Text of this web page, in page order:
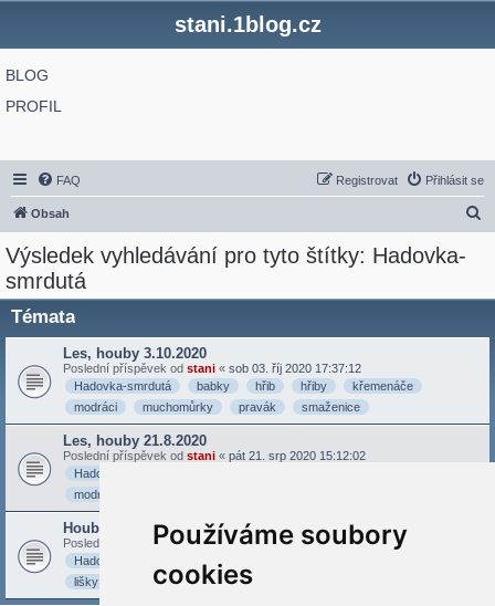
Používáme soubory
cookies
stani.1blog.cz
BLOG
PROFIL
FAQ Přihlásit se
Registrovat
Obsah
Výsledek vyhledávání pro tyto štítky: Hadovka-
smrdutá
Témata
Les, houby 3.10.2020
Poslední příspěvek od stani « sob 03. říj 2020 17:37:12
Hadovka-smrdutá
babky hřib hřiby
křemenáče
modráci
muchomůrky pravák smaženice
Les, houby 21.8.2020
Poslední příspěvek od stani « pát 21. srp 2020 15:12:02
Hadovka-smrdutá
modrák
Houby 19.8.2020
Poslední příspěvek odstani«stř 19. srp 2020 15:09:55
Hadovka-smrdutá
Kotrč
lišky